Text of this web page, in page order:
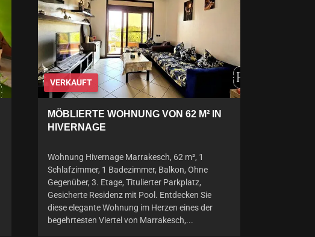
VERKAUFT
MÖBLIERTE WOHNUNG VON 62 M² IN
HIVERNAGE
Wohnung Hivernage Marrakesch, 62 m², 1
Schlafzimmer, 1 Badezimmer, Balkon, Ohne
Gegenüber, 3. Etage, Titulierter Parkplatz,
Gesicherte Residenz mit Pool. Entdecken Sie
diese elegante Wohnung im Herzen eines der
begehrtesten Viertel von Marrakesch,...